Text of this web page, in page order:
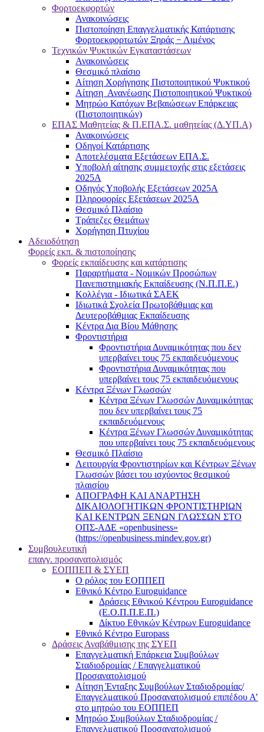
Φορτοεκφορτών
Ανακοινώσεις
Πιστοποίηση Επαγγελματικής Κατάρτισης
Φορτοεκφορτωτών Ξηράς − Λιμένος
Τεχνικών Ψυκτικών Εγκαταστάσεων
Ανακοινώσεις
Θεσμικό πλαίσιο
Αίτηση Χορήγησης Πιστοποιητικού Ψυκτικού
Αίτηση Ανανέωσης Πιστοποιητικού Ψυκτικού
Μητρώο Κατόχων Βεβαιώσεων Επάρκειας
(Πιστοποιητικών)
ΕΠΑΣ Μαθητείας & Π.ΕΠΑ.Σ. μαθητείας (Δ.ΥΠ.Α)
Ανακοινώσεις
Oδηγοί Κατάρτισης
Αποτελέσματα Εξετάσεων ΕΠΑ.Σ.
Υποβολή αίτησης συμμετοχής στις εξετάσεις
2025Α
Οδηγός Υποβολής Εξετάσεων 2025A
Πληροφορίες Εξετάσεων 2025Α
Θεσμικό Πλαίσιο
Τράπεζες Θεμάτων
Χορήγηση Πτυχίου
Αδειοδότηση
Φορείς εκπ. & πιστοποίησης
Φορείς εκπαίδευσης και κατάρτισης
Παραρτήματα - Νομικών Προσώπων
Πανεπιστημιακής Εκπαίδευσης (Ν.Π.Π.Ε.)
Κολλέγια - Ιδιωτικά ΣΑΕΚ
Ιδιωτικά Σχολεία Πρωτοβάθμιας και
Δευτεροβάθμιας Εκπαίδευσης
Κέντρα Δια Βίου Μάθησης
Φροντιστήρια
Φροντιστήρια Δυναμικότητας που δεν
υπερβαίνει τους 75 εκπαιδευόμενους
Φροντιστήρια Δυναμικότητας που
υπερβαίνει τους 75 εκπαιδευόμενους
Κέντρα Ξένων Γλωσσών
Kέντρα Ξένων Γλωσσών Δυναμικότητας
που δεν υπερβαίνει τους 75
εκπαιδευόμενους
Kέντρα Ξένων Γλωσσών Δυναμικότητας
που υπερβαίνει τους 75 εκπαιδευόμενους
Θεσμικό Πλαίσιο
Λειτουργία Φροντιστηρίων και Κέντρων Ξένων
Γλωσσών βάσει του ισχύοντος θεσμικού
πλαισίου
ΑΠΟΓΡΑΦΗ ΚΑΙ ΑΝΑΡΤΗΣΗ
ΔΙΚΑΙΟΛΟΓΗΤΙΚΩΝ ΦΡΟΝΤΙΣΤΗΡΙΩΝ
ΚΑΙ ΚΕΝΤΡΩΝ ΞΕΝΩΝ ΓΛΩΣΣΩΝ ΣΤΟ
ΟΠΣ-ΑΔΕ «openbusiness»
(https://openbusiness.mindev.gov.gr)
Συμβουλευτική
επαγγ. προσανατολισμός
ΕΟΠΠΕΠ & ΣΥΕΠ
Ο ρόλος του ΕΟΠΠΕΠ
Εθνικό Κέντρο Euroguidance
Δράσεις Εθνικού Κέντρου Euroguidance
(Ε.Ο.Π.Π.Ε.Π.)
Δίκτυο Εθνικών Κέντρων Euroguidance
Εθνικό Κέντρο Europass
Δράσεις Αναβάθμισης της ΣΥΕΠ
Επαγγελματική Επάρκεια Συμβούλων
Σταδιοδρομίας / Επαγγελματικού
Προσανατολισμού
Αίτηση Ένταξης Συμβούλων Σταδιοδρομίας/
Επαγγελματικού Προσανατολισμού επιπέδου Α’
στο μητρώο του ΕΟΠΠΕΠ
Μητρώο Συμβούλων Σταδιοδρομίας /
Επαγγελματικού Προσανατολισμού